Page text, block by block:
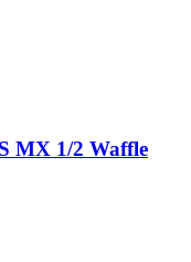
MX 1/2 Waffle